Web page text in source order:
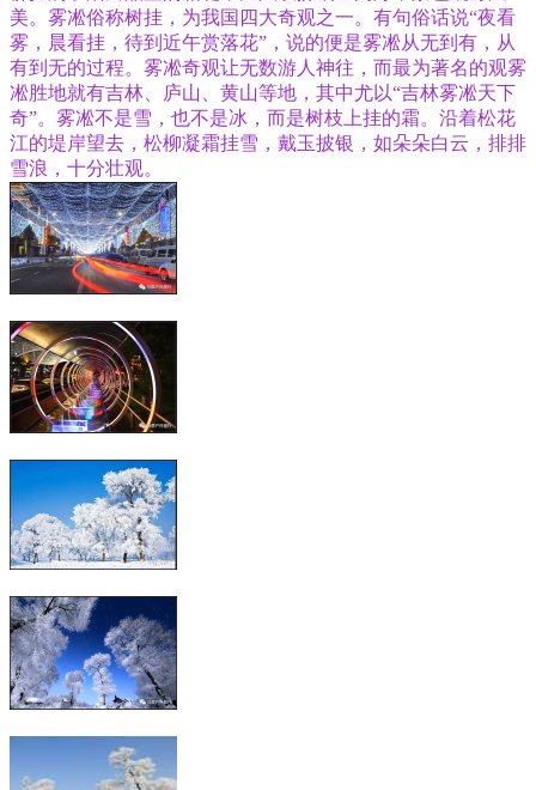
美。雾凇俗称树挂，为我国四大奇观之一。有句俗话说“夜看
雾，晨看挂，待到近午赏落花”，说的便是雾凇从无到有，从
有到无的过程。雾凇奇观让无数游人神往，而最为著名的观雾
凇胜地就有吉林、庐山、黄山等地，其中尤以“吉林雾凇天下
奇”。雾凇不是雪，也不是冰，而是树枝上挂的霜。沿着松花
江的堤岸望去，松柳凝霜挂雪，戴玉披银，如朵朵白云，排排
雪浪，十分壮观。